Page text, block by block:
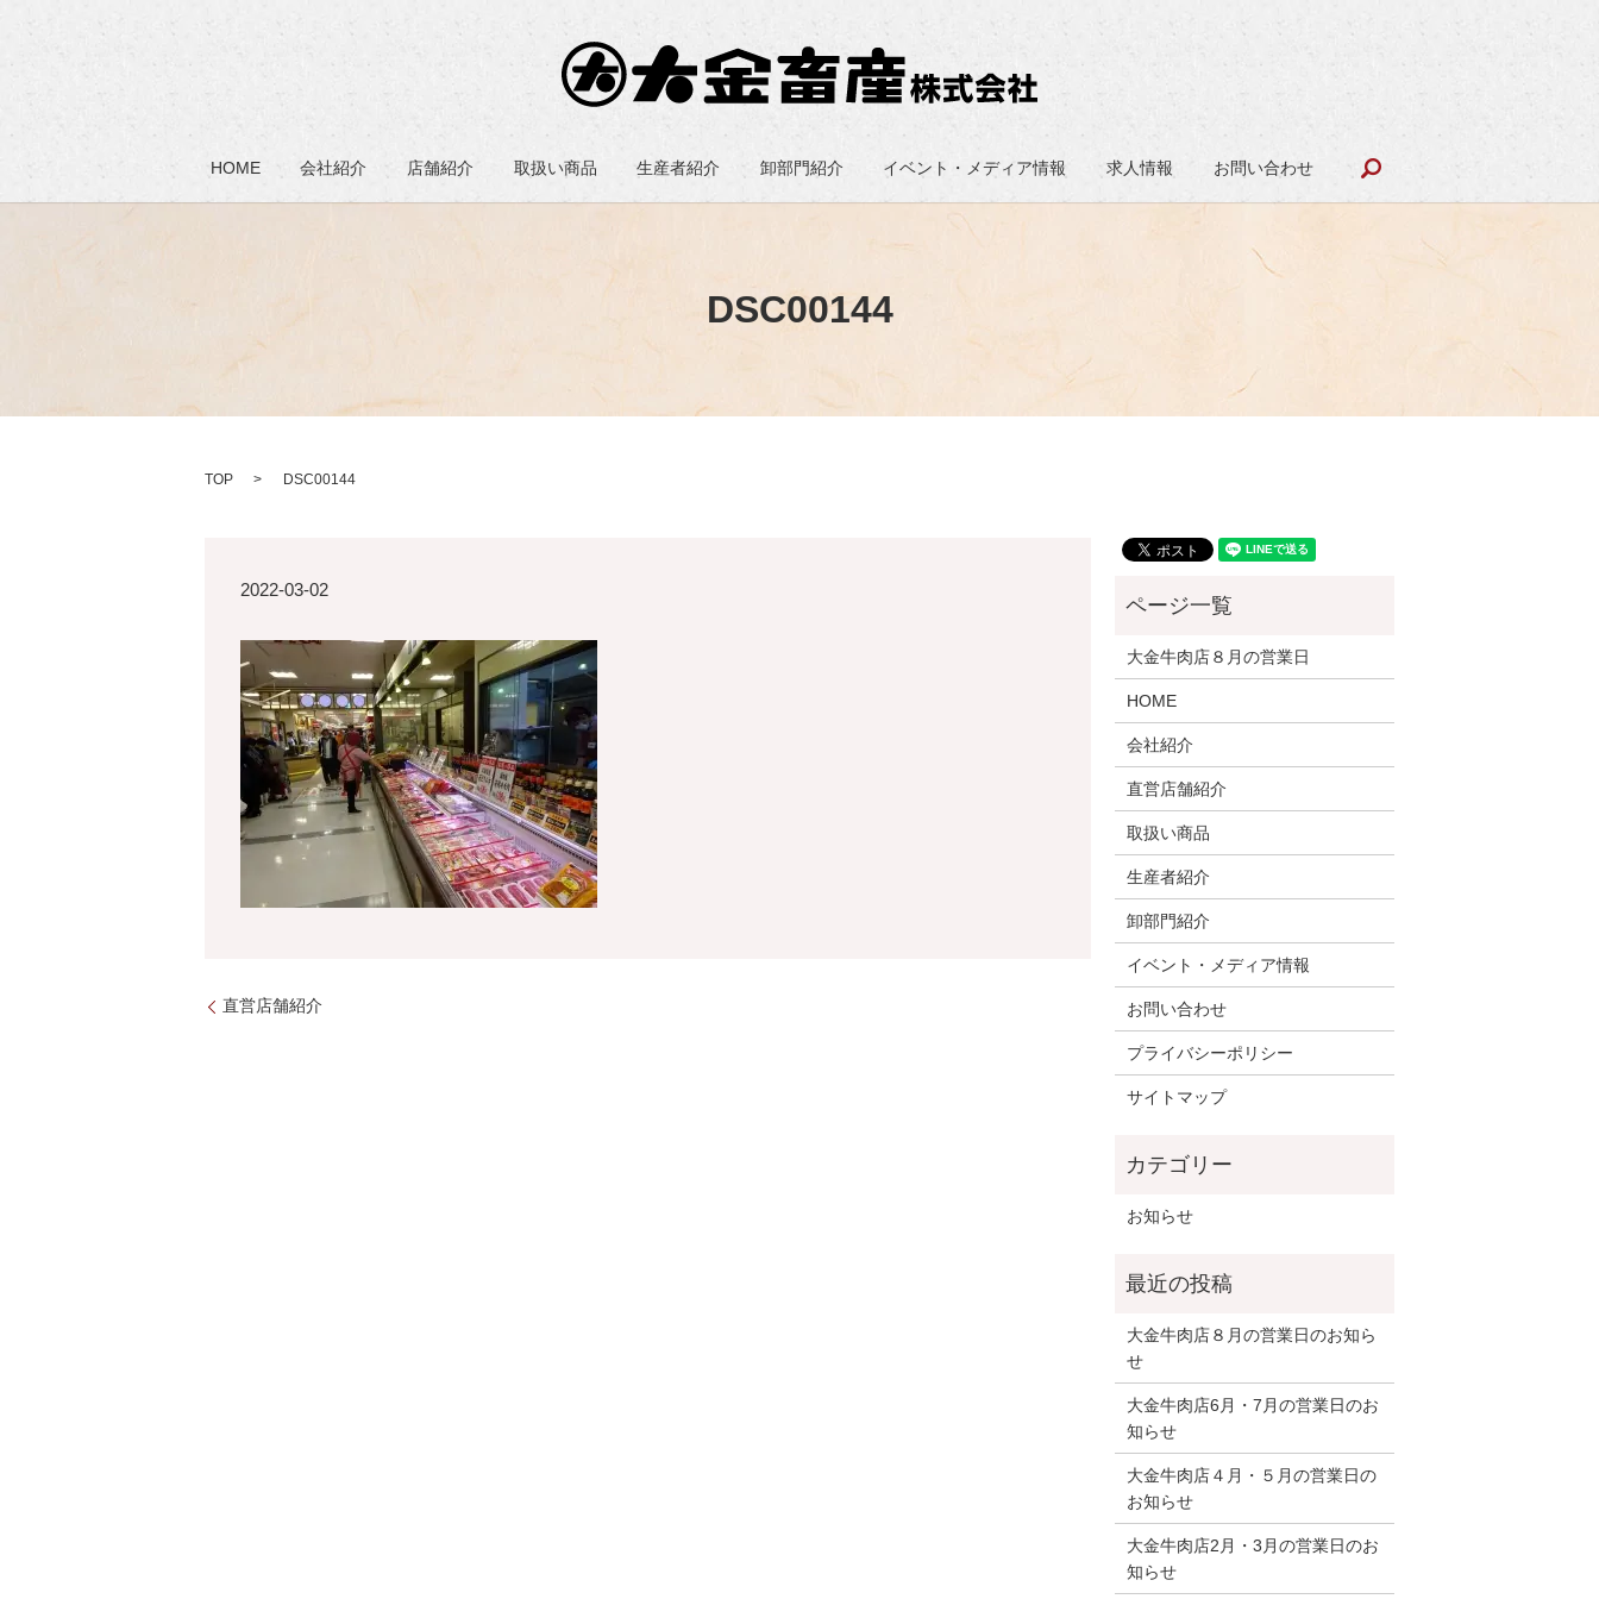
HOME 会社紹介 店舗紹介 取扱い商品 生産者紹介 卸部門紹介 イベント・メディア情報 求人情報 お問い合わせ search
DSC00144
TOP DSC00144
2022-03-02
直営店舗紹介
大金牛肉店８月の営業日
HOME
会社紹介
直営店舗紹介
取扱い商品
生産者紹介
卸部門紹介
イベント・メディア情報
お問い合わせ
プライバシーポリシー
サイトマップ
お知らせ
大金牛肉店８月の営業日のお知ら
せ
大金牛肉店6月・7月の営業日のお
知らせ
大金牛肉店４月・５月の営業日の
お知らせ
大金牛肉店2月・3月の営業日のお
知らせ